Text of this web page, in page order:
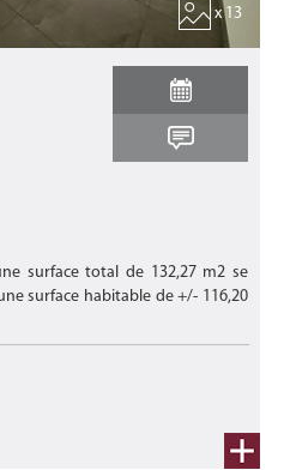
x 13
surface total de 132,27 m2 se
surface habitable de +/- 116,20
m2 et un balcon de +/- 2,46